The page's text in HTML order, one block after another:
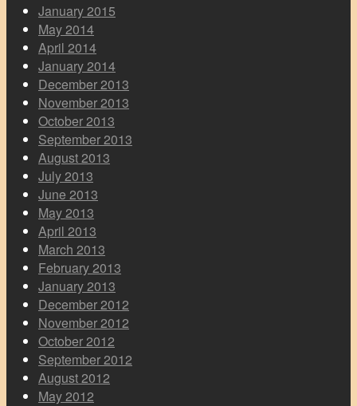
January 2015
May 2014
April 2014
January 2014
December 2013
November 2013
October 2013
September 2013
August 2013
July 2013
June 2013
May 2013
April 2013
March 2013
February 2013
January 2013
December 2012
November 2012
October 2012
September 2012
August 2012
May 2012